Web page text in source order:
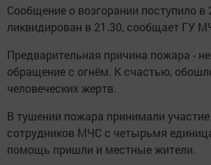
Сообщение о возгорании поступило в
ликвидирован в 21.30, сообщает ГУ
Предварительная причина пожара -
обращение с огнём. К счастью,
человеческих жертв.
В тушении пожара принимали
сотрудников МЧС с четырьмя
помощь пришли и местные жители.